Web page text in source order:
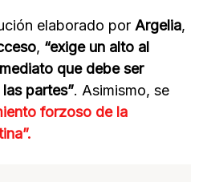
elaborado por Argelia,
, “exige un alto al
que debe ser
partes”. Asimismo, se
forzoso de la